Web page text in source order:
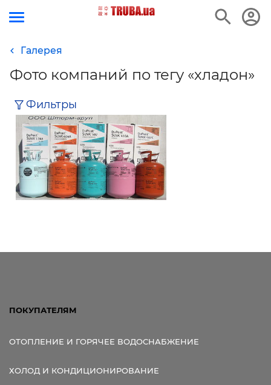
Галерея
Фото компаний по тегу «хладон»
Фильтры
ПОКУПАТЕЛЯМ
ОТОПЛЕНИЕ И ГОРЯЧЕЕ ВОДОСНАБЖЕНИЕ
ХОЛОД И КОНДИЦИОНИРОВАНИЕ